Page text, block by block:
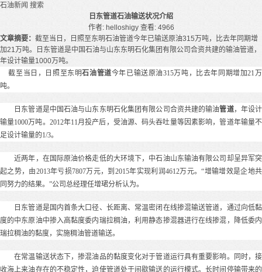
石油新闻 搜索
日东管道石油输送状况介绍
作者: helloshigy 查看: 4966
文章摘要： 截至当日，日照至东明石油管道今年已输送原油315万吨，比去年同期增
加21万吨。日东管道是中国石油与山东东明石化集团有限公司合资共建的输油管道，
年设计输量1000万吨。
截至当日，日照至东明石油管道今年已输送原油315万吨，比去年同期增加21万
吨。
日东管道是中国石油与山东东明石化集团有限公司合资共建的输油管道，年设计
输量1000万吨。2012年11月投产后，受油源、码头吞吐量等因素影响，管道年输量不
足设计输量的1/3。
近两年，在国际原油价格走低的大环境下，中石油山东输油有限公司却呈异军突
起之势，由2013年亏损7807万元，到2015年实现利润4612万元。“增输增效是企地共
同努力的结果。”公司总经理任增珺分析认为。
日东管道是国内首条大口径、长距离、常温密闭在线掺混输送管道，通过向低黏
度的中东原油中掺入高黏度委内瑞拉稠油，利用静态掺混器进行在线掺混，降低委内
瑞拉稠油的黏度，实施稠油管道输送。
在常温输送状态下，掺混油品的黏度变化对于管道运行具有重要影响。同时，接
收海上来油存在的不稳定性，迫使管道处于间歇输送的运行模式。长时间停输带来的